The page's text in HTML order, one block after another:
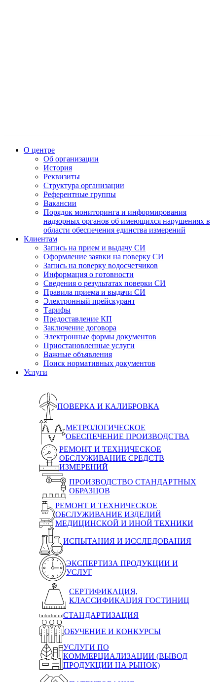
О центре
Об организации
История
Реквизиты
Структура организации
Референтные группы
Вакансии
Порядок мониторинга и информирования
надзорных органов об имеющихся нарушениях в
области обеспечения единства измерений
Клиентам
Запись на прием и выдачу СИ
Оформление заявки на поверку СИ
Запись на поверку водосчетчиков
Информация о готовности
Сведения о результатах поверки СИ
Правила приема и выдачи СИ
Электронный прейскурант
Тарифы
Предоставление КП
Заключение договора
Электронные формы документов
Приостановленные услуги
Важные объявления
Поиск нормативных документов
Услуги
ПОВЕРКА И КАЛИБРОВКА
МЕТРОЛОГИЧЕСКОЕ
ОБЕСПЕЧЕНИЕ ПРОИЗВОДСТВА
РЕМОНТ И ТЕХНИЧЕСКОЕ
ОБСЛУЖИВАНИЕ СРЕДСТВ
ИЗМЕРЕНИЙ
ПРОИЗВОДСТВО СТАНДАРТНЫХ
ОБРАЗЦОВ
РЕМОНТ И ТЕХНИЧЕСКОЕ
ОБСЛУЖИВАНИЕ ИЗДЕЛИЙ
МЕДИЦИНСКОЙ И ИНОЙ ТЕХНИКИ
ИСПЫТАНИЯ И ИССЛЕДОВАНИЯ
ЭКСПЕРТИЗА ПРОДУКЦИИ И
УСЛУГ
СЕРТИФИКАЦИЯ,
КЛАССИФИКАЦИЯ ГОСТИНИЦ
СТАНДАРТИЗАЦИЯ
ОБУЧЕНИЕ И КОНКУРСЫ
УСЛУГИ ПО
КОММЕРЦИАЛИЗАЦИИ (ВЫВОД
ПРОДУКЦИИ НА РЫНОК)